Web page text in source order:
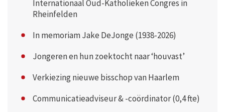
Internationaal Oud-Katholieken Congres in
Rheinfelden
In memoriam Jake DeJonge (1938-2026)
Jongeren en hun zoektocht naar ‘houvast’
Verkiezing nieuwe bisschop van Haarlem
Communicatieadviseur & -coördinator (0,4 fte)